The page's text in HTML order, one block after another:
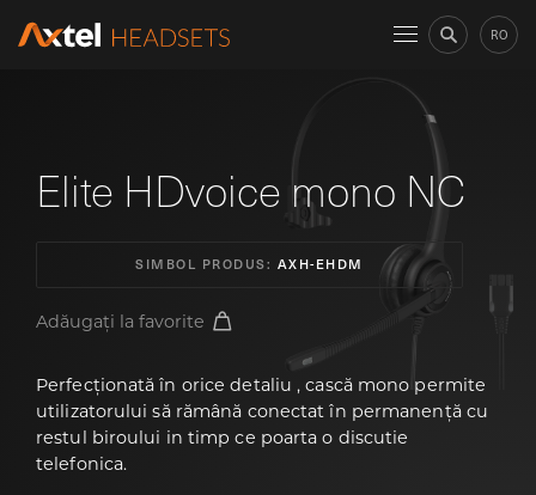
RO
Elite HDvoice mono NC
SIMBOL PRODUS: AXH-EHDM
Adăugați la favorite
Perfecționată în orice detaliu , cască mono permite
utilizatorului să rămână conectat în permanență cu
restul biroului in timp ce poarta o discutie
telefonica.